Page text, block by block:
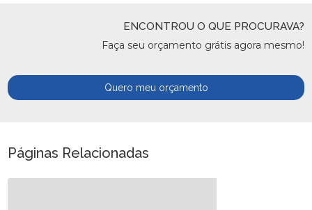
ENCONTROU O QUE PROCURAVA?
Faça seu orçamento grátis agora mesmo!
Quero meu orçamento
Páginas Relacionadas